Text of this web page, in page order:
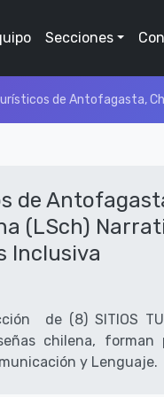
Secciones
de Antofagasta,
de
(LSch)
Inclusiva
de (8) SITIOS
chilena,
y Lenguaje.